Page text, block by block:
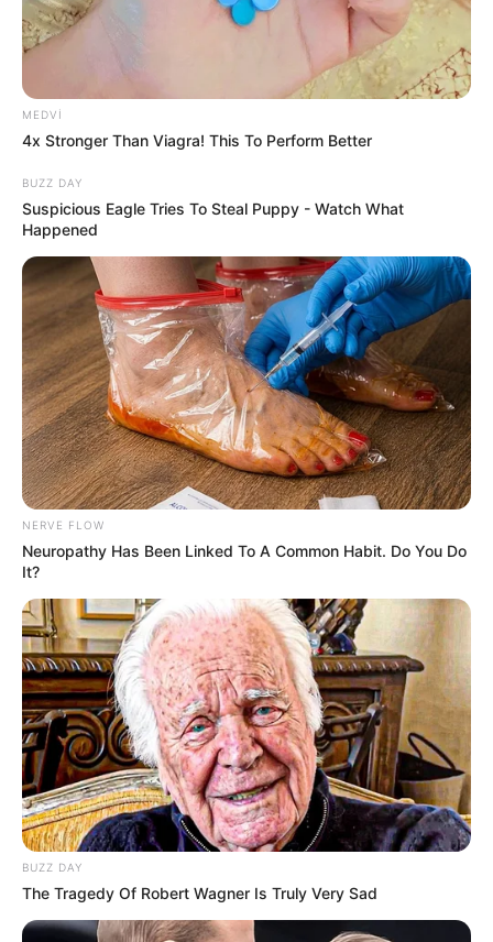
18:47 / 06 Avqust 2026
Əmək pensiyalarında və bu
müavinətlərdə ARTIM OLACAQ -
AÇIQLADI
463 0 0
18:45 / 06 Avqust 2026
İcra başçısı üç qurumu birləşdirdi, yeni
rəis təyin etdi -FOTO
81 0 0
MEDVI
4x Stronger Than Viagra! This To Perform Better
BUZZ DAY
Suspicious Eagle Tries To Steal Puppy - Watch What
Happened
NERVE FLOW
Neuropathy Has Been Linked To A Common Habit. Do You Do
It?
BUZZ DAY
The Tragedy Of Robert Wagner Is Truly Very Sad